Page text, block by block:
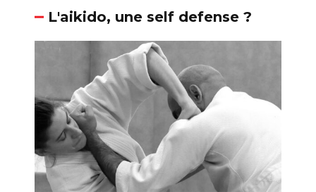
L'aikido, une self defense ?